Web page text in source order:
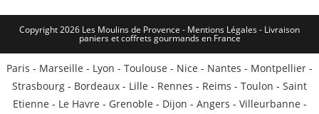
Copyright 2026 Les Moulins de Provence - Mentions Légales - Livraison
paniers et coffrets gourmands en France
Paris - Marseille - Lyon - Toulouse - Nice - Nantes - Montpellier -
Strasbourg - Bordeaux - Lille - Rennes - Reims - Toulon - Saint
Etienne - Le Havre - Grenoble - Dijon - Angers - Villeurbanne -